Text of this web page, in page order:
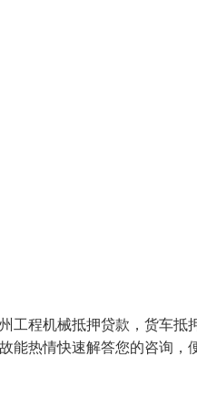
工程机械抵押贷款，货车
能热情快速解答您的咨询